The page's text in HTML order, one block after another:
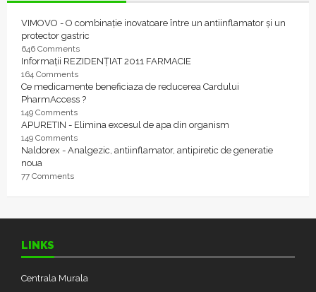
VIMOVO - O combinație inovatoare între un antiinflamator și un
protector gastric
646 Comments
Informații REZIDENȚIAT 2011 FARMACIE
164 Comments
Ce medicamente beneficiaza de reducerea Cardului
PharmAccess ?
149 Comments
APURETIN - Elimina excesul de apa din organism
149 Comments
Naldorex - Analgezic, antiinflamator, antipiretic de generatie
noua
77 Comments
LINKS
Centrala Murala